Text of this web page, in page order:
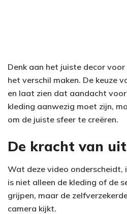
Denk aan het juiste decor
het verschil maken. De keuze
en laat zien dat aandacht
kleding aanwezig moet zijn,
om de juiste sfeer te creëren.
De kracht van
Wat deze video onderscheidt,
is niet alleen de kleding of de
grijpen, maar de
camera kijkt.